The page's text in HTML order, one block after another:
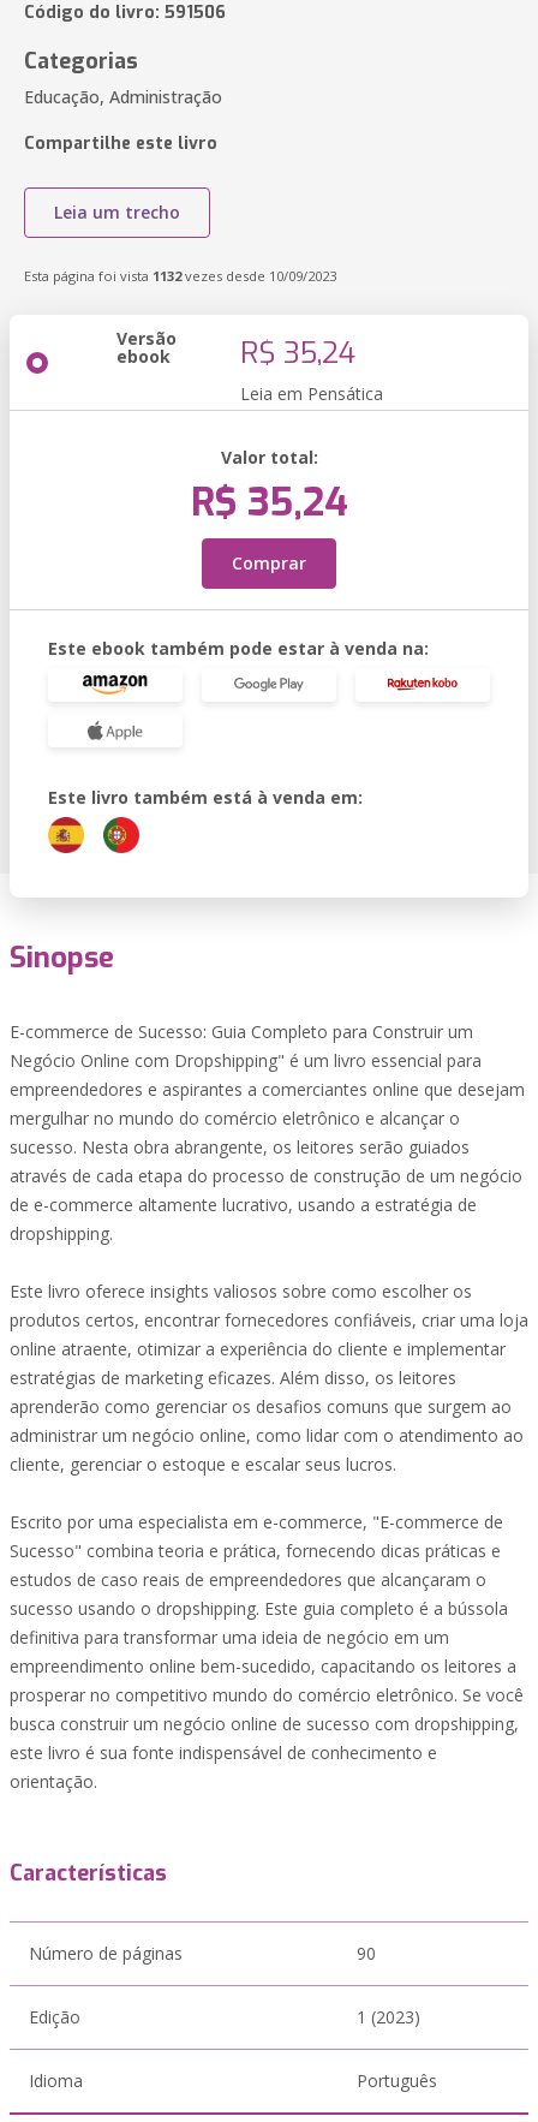
Código do livro: 591506
Categorias
Educação, Administração
Compartilhe este livro
Leia um trecho
Esta página foi vista 1132vezes desde 10/09/2023
Versão
ebook R$ 35,24
Leia em Pensática
Valor total:
R$ 35,24
Comprar
Este ebook também pode estar à venda na:
Este livro também está à venda em:
Sinopse
E-commerce de Sucesso: Guia Completo para Construir um
Negócio Online com Dropshipping" é um livro essencial para
empreendedores e aspirantes a comerciantes online que desejam
mergulhar no mundo do comércio eletrônico e alcançar o
sucesso. Nesta obra abrangente, os leitores serão guiados
através de cada etapa do processo de construção de um negócio
de e-commerce altamente lucrativo, usando a estratégia de
dropshipping.
Este livro oferece insights valiosos sobre como escolher os
produtos certos, encontrar fornecedores confiáveis, criar uma loja
online atraente, otimizar a experiência do cliente e implementar
estratégias de marketing eficazes. Além disso, os leitores
aprenderão como gerenciar os desafios comuns que surgem ao
administrar um negócio online, como lidar com o atendimento ao
cliente, gerenciar o estoque e escalar seus lucros.
Escrito por uma especialista em e-commerce, "E-commerce de
Sucesso" combina teoria e prática, fornecendo dicas práticas e
estudos de caso reais de empreendedores que alcançaram o
sucesso usando o dropshipping. Este guia completo é a bússola
definitiva para transformar uma ideia de negócio em um
empreendimento online bem-sucedido, capacitando os leitores a
prosperar no competitivo mundo do comércio eletrônico. Se você
busca construir um negócio online de sucesso com dropshipping,
este livro é sua fonte indispensável de conhecimento e
orientação.
Características
Número de páginas 90
Edição 1 (2023)
Idioma Português